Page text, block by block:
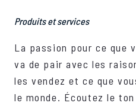
Produits et services
La passion pour ce que
va de pair avec les
les vendez et ce que
le monde. Écoutez le ton